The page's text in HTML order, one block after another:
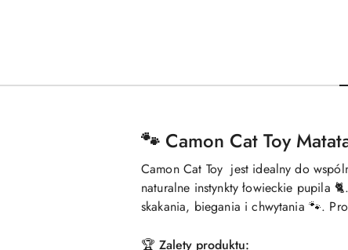
🐾 Camon Cat Toy
Camon Cat Toy jest idealny do
naturalne instynkty łowieckie pupila
skakania, biegania i chwytania 🐾.
🏆 Zalety produktu: